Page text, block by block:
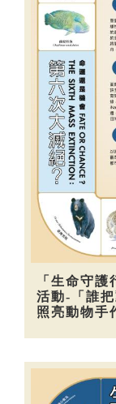
「生命守
活動-「誰
照亮動物手